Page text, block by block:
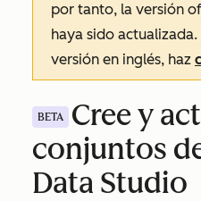
por tanto, la versión
haya sido
versión en inglés, haz
BETA
Cree y
conjuntos
Data Studio